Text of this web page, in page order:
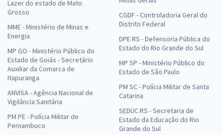
Lazer do estado de Mato
Grosso
MME - Ministério de Minas e
Energia
MP GO - Ministério Público do
Estado de Goiás - Secretário
Auxiliar da Comarca de
Itapuranga
ANVISA - Agência Nacional de
Vigilância Sanitária
PM PE - Polícia Militar de
Pernambuco
CGDF - Controladoria Geral do
Distrito Federal
DPE RS - Defensoria Pública do
Estado do Rio Grande do Sul
MP SP - Ministério Público do
Estado de São Paulo
PM SC - Polícia Militar de Santa
Catarina
SEDUC RS - Secretaria de
Estado da Educação do Rio
Grande do Sul